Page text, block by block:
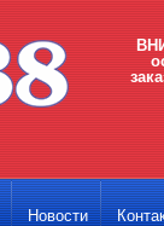
Новости